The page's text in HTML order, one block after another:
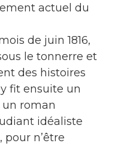
actuel du
de juin 1816,
le tonnerre et
des histoires
fit ensuite un
roman
idéaliste
pour n’être